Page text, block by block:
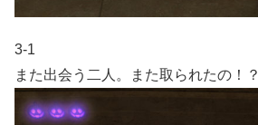
3-1
また出会う二人。また取られたの！？